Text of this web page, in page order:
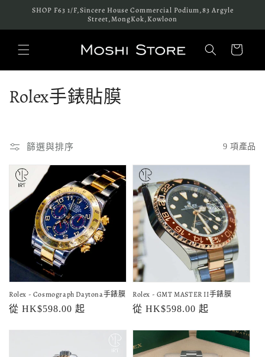
跳至內
SHOP F63 1/F,Sincere House Commercial Podium,83 Argyle
Street,MongKok,Kowloon
物
商
系
列
Rolex手錶貼膜
篩選與排序 9 項產品
Rolex - Cosmograph Daytona手錶膜
定
從 HK$598.00 起
Rolex - GMT MASTER II手錶膜
定
從 HK$598.00 起